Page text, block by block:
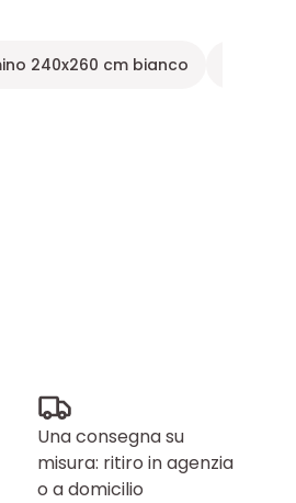
240x260 cm bianco
Una consegna su
misura: ritiro in agenzia
o a domicilio